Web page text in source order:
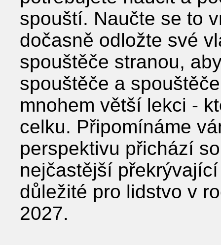
spouští. Naučte se to
dočasně odložte své
spouštěče stranou,
spouštěče a
mnohem větší lekci -
celku. Připomínáme
perspektivu přichází
nejčastější
důležité pro lidstvo v
2027.